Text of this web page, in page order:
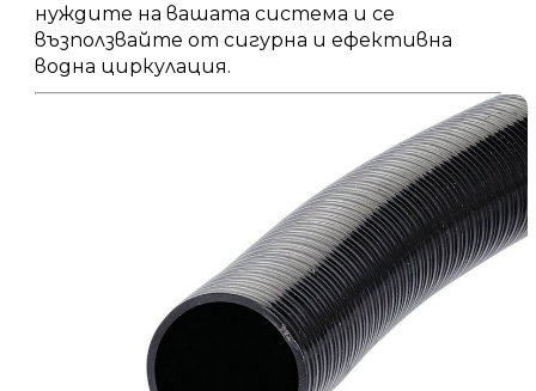
нуждите на вашата система и се
възползвайте от сигурна и ефективна
водна циркулация.